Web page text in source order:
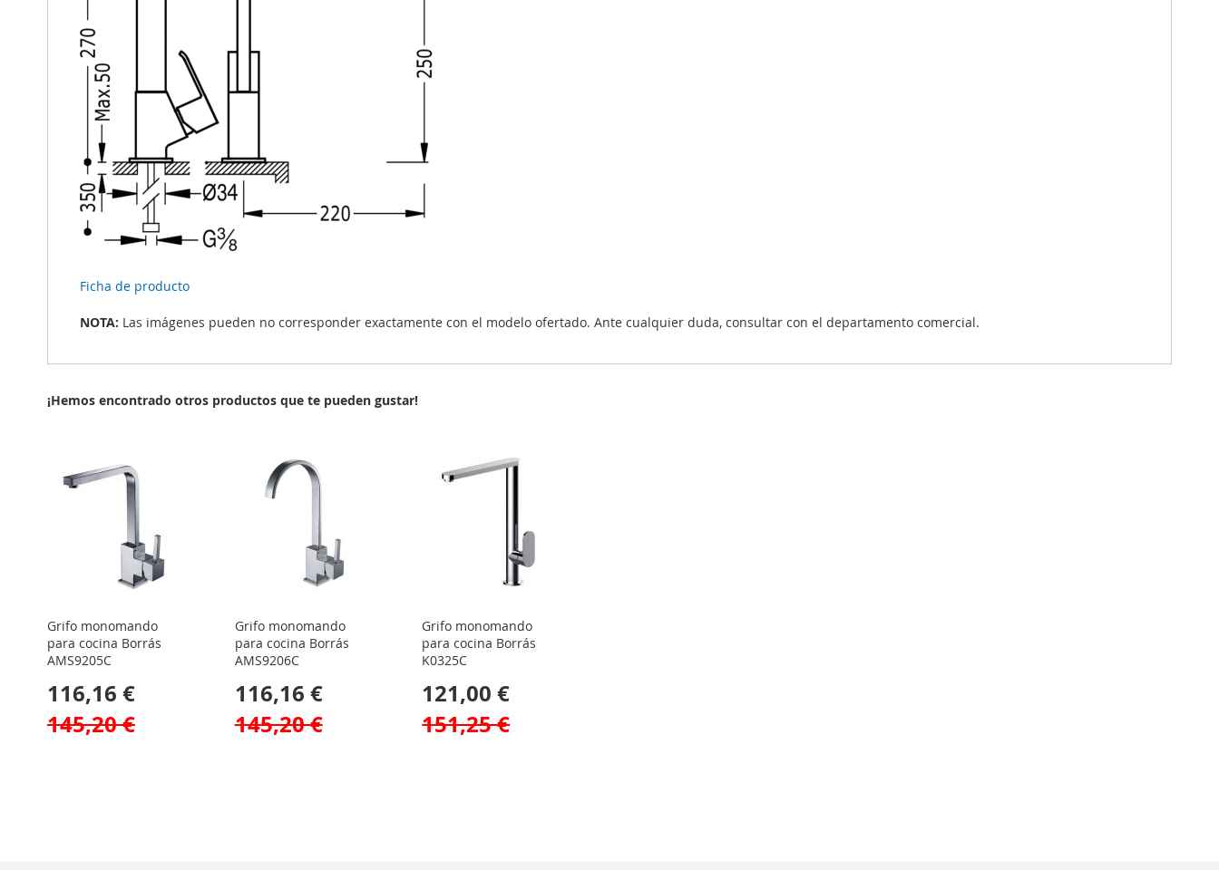
Ficha de producto
NOTA: Las imágenes pueden no corresponder exactamente con el modelo ofertado. Ante cualquier duda, consultar con el departamento comercial.
¡Hemos encontrado otros productos que te pueden gustar!
Grifo monomando
para cocina Borrás
AMS9205C
116,16 €
145,20 €
Grifo monomando
para cocina Borrás
AMS9206C
116,16 €
145,20 €
Grifo monomando
para cocina Borrás
K0325C
121,00 €
151,25 €